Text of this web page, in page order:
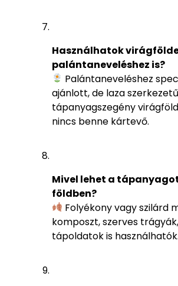
Használhatok
palántaneveléshez is?
Palántaneveléshez
ajánlott, de laza
tápanyagszegény
nincs benne kártevő.
Mivel lehet a
földben?
Folyékony vagy szilárd
komposzt, szerves
tápoldatok is használhatók.